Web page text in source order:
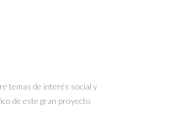
temas de interés social y
de este gran proyecto